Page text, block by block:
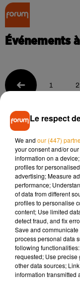
Événements
1 2
Événements
Le respect
We and our (447)
your consent and/or
information on a
profiles for
advertising; Measure
performance;
of data from different
profiles to personalise
content; Use limited
detect fraud, and fix
Save and
process personal data
following
requested; Use
other data sources;
information transmitted